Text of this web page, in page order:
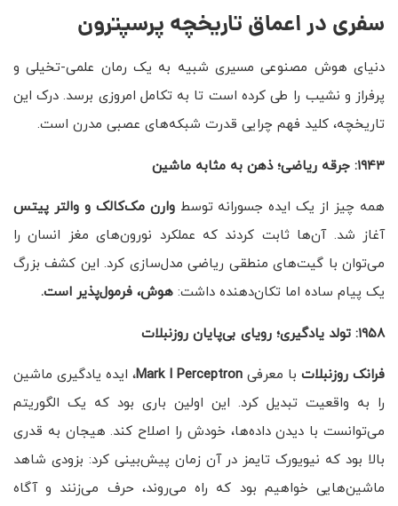
سفری در اعماق تاریخچه پرسپترون
دنیای هوش مصنوعی مسیری شبیه به یک رمان علمی-تخیلی و
پرفراز و نشیب را طی کرده است تا به تکامل امروزی برسد. درک این
تاریخچه، کلید فهم چرایی قدرت شبکه‌های عصبی مدرن است.
۱۹۴۳: جرقه ریاضی؛ ذهن به مثابه ماشین
همه چیز از یک ایده جسورانه توسطوارن مک‌کالک و والتر پیتس
آغاز شد. آن‌ها ثابت کردند که عملکرد نورون‌های مغز انسان را
می‌توان با گیت‌های منطقی ریاضی مدل‌سازی کرد. این کشف بزرگ
یک پیام ساده اما تکان‌دهنده داشت: هوش، فرمول‌پذیر است.
۱۹۵۸: تولد یادگیری؛ رویای بی‌پایان روزنبلات
فرانک روزنبلات با معرفی Mark I Perceptron، ایده یادگیری ماشین
را به واقعیت تبدیل کرد. این اولین باری بود که یک الگوریتم
می‌توانست با دیدن داده‌ها، خودش را اصلاح کند. هیجان به قدری
بالا بود که نیویورک تایمز در آن زمان پیش‌بینی کرد: بزودی شاهد
ماشین‌هایی خواهیم بود که راه می‌روند، حرف می‌زنند و آگاه